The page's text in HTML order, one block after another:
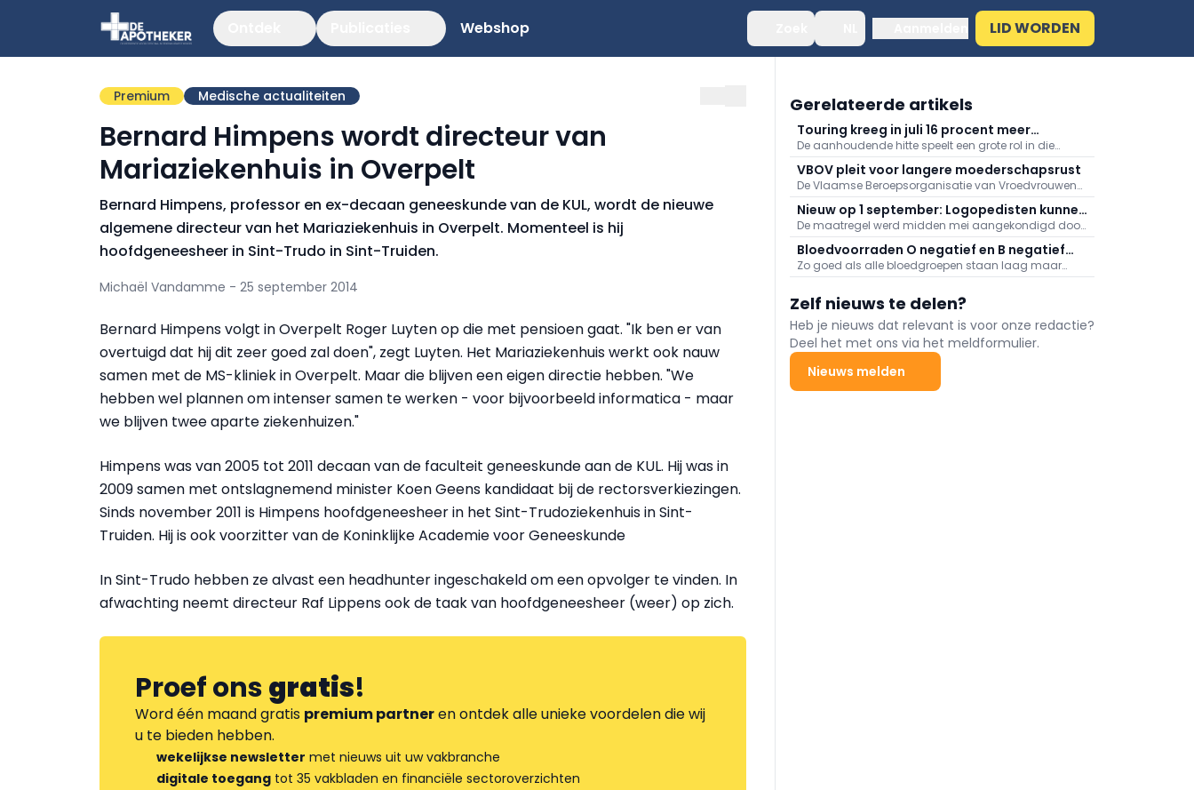
Webshop LID WORDEN
Premium Medische actualiteiten
Bernard Himpens wordt directeur van
Mariaziekenhuis in Overpelt
Bernard Himpens, professor en ex-decaan geneeskunde van de KUL, wordt de nieuwe
algemene directeur van het Mariaziekenhuis in Overpelt. Momenteel is hij
hoofdgeneesheer in Sint-Trudo in Sint-Truiden.
Michaël Vandamme - 25 september 2014
Bernard Himpens volgt in Overpelt Roger Luyten op die met pensioen gaat. "Ik ben er van
overtuigd dat hij dit zeer goed zal doen", zegt Luyten. Het Mariaziekenhuis werkt ook nauw
samen met de MS-kliniek in Overpelt. Maar die blijven een eigen directie hebben. "We
hebben wel plannen om intenser samen te werken - voor bijvoorbeeld informatica - maar
we blijven twee aparte ziekenhuizen."
Himpens was van 2005 tot 2011 decaan van de faculteit geneeskunde aan de KUL. Hij was in
2009 samen met ontslagnemend minister Koen Geens kandidaat bij de rectorsverkiezingen.
Sinds november 2011 is Himpens hoofdgeneesheer in het Sint-Trudoziekenhuis in Sint-
Truiden. Hij is ook voorzitter van de Koninklijke Academie voor Geneeskunde
In Sint-Trudo hebben ze alvast een headhunter ingeschakeld om een opvolger te vinden. In
afwachting neemt directeur Raf Lippens ook de taak van hoofdgeneesheer (weer) op zich.
Proef onsgratis!
Word één maand gratis premium partneren ontdek alle unieke voordelen die wij
u te bieden hebben.
wekelijkse newsletter met nieuws uit uw vakbranche
digitale toegang tot 35 vakbladen en financiële sectoroverzichten
Gerelateerde artikels
Touring kreeg in juli 16 procent meer
medische dossiers binnen: "Hitte speelt
grote rol"
De aanhoudende hitte speelt een grote rol in die
stijging, meldt Touring. Er kwamen daarnaast veel
oproepen binnen naar aanleiding van de
bosbranden in het zuiden van Europa.
VBOV pleit voor langere moederschapsrust
De Vlaamse Beroepsorganisatie van Vroedvrouwen
(VBOV) vraagt de federale overheid om de
moederschapsrust uit te breiden tot minstens zes
maanden na de bevalling.
Nieuw op 1 september: Logopedisten kunnen
ook videoconsultaties aanbieden
De maatregel werd midden mei aangekondigd door
minister van Volksgezondheid Frank Vandenbroucke
(Vooruit).
Bloedvoorraden O negatief en B negatief
zeer laag
Zo goed als alle bloedgroepen staan laag maar
vooral de voorraden aan O negatief en B negatief
baren zorgen.
Zelf nieuws te delen?
Heb je nieuws dat relevant is voor onze redactie?
Deel het met ons via het meldformulier.
Nieuws melden